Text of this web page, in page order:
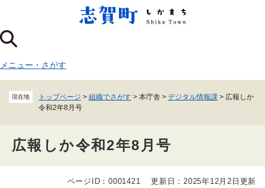
ジ
の
頭
で
メニューを飛ばして本文へ
メニュー ・ さがす
現在地 トップページ > 組織でさがす > 本庁舎 > デジタル情報課 > 広報しか
令和2年8月号
広報しか令和2年8月号
ページID：0001421 更新日：2025年12月2日更新